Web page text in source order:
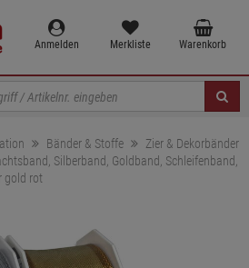
Anmelden Merkliste Warenkorb
Bänder & Stoffe
Zier & Dekorbänder
Silberband, Goldband, Schleifenband,
gold rot